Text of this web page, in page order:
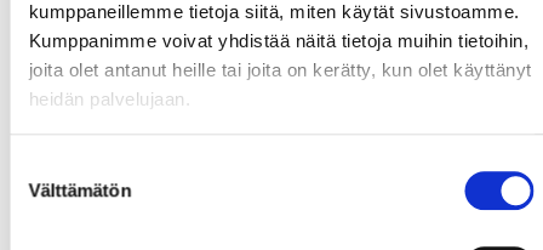
kumppaneillemme tietoja siitä, miten käytät sivustoamme.
Kumppanimme voivat yhdistää näitä tietoja muihin tietoihin,
joita olet antanut heille tai joita on kerätty, kun olet käyttänyt
heidän palvelujaan.
valinta
Välttämätön